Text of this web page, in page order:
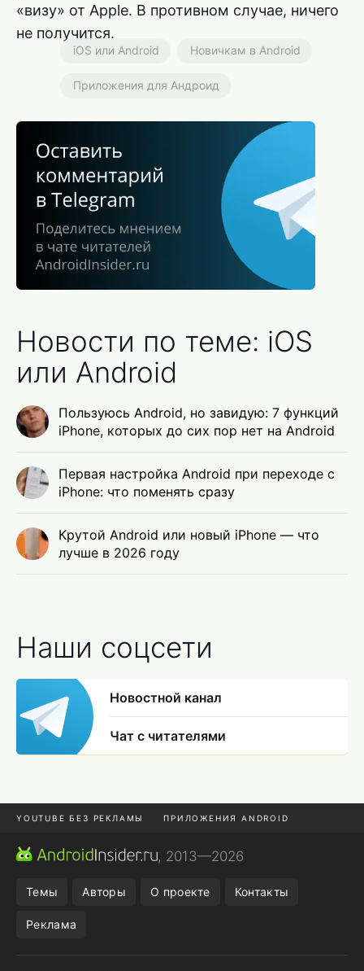
«визу» от Apple. В противном случае, ничего
не получится.
iOS или Android Новичкам в Android
Приложения для Андроид
Новости по теме: iOS
или Android
Пользуюсь Android, но завидую: 7 функций
iPhone, которых до сих пор нет на Android
Первая настройка Android при переходе с
iPhone: что поменять сразу
Крутой Android или новый iPhone — что
лучше в 2026 году
Наши соцсети
Новостной канал
Чат с читателями
YOUTUBE БЕЗ РЕКЛАМЫ ПРИЛОЖЕНИЯ ANDROID
МЕССЕНДЖЕРЫ ONE UI 8.5
, 2013—2026
Темы Авторы О проекте Контакты
Реклама